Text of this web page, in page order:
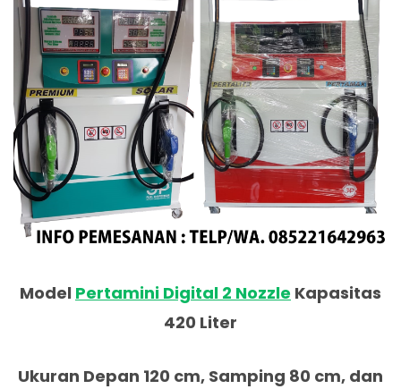
Model Pertamini Digital 2 Nozzle Kapasitas
420 Liter
Ukuran Depan 120 cm, Samping 80 cm, dan